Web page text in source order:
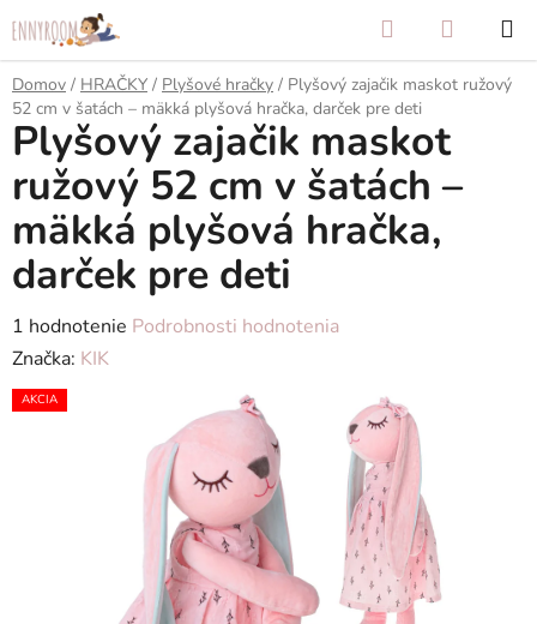
na
obsah
Hľadať
KOŠÍK
Domov / HRAČKY / Plyšové hračky / Plyšový zajačik maskot ružový
52 cm v šatách – mäkká plyšová hračka, darček pre deti
Plyšový zajačik maskot
ružový 52 cm v šatách –
mäkká plyšová hračka,
darček pre deti
Priemerné
hodnotenie
produktu
1 hodnotenie Podrobnosti hodnotenia
Značka: KIK
AKCIA